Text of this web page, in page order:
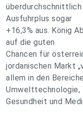
überdurchschnittlich
Ausfuhrplus sogar
+16,3% aus. König
auf die guten
Chancen für
jordanischen Markt
allem in den
Umwelttechnologie,
Gesundheit und